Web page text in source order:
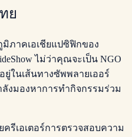
ย
ภาคเอเชียแปซิฟิกของ
ไม่ว่าคุณจะเป็น NGO
ในเส้นทางซัพพลายเออร์
งมองหาการทำกิจกรรมร่วม
ครีเอเตอร์การตรวจสอบความ